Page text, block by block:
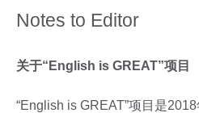
Notes to Editor
关于“English is GREAT”项目
“English is GREAT”项目是